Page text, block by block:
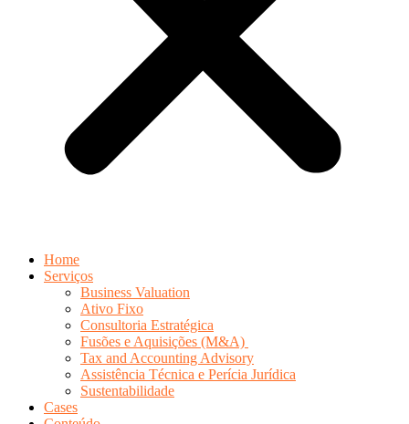
Home
Serviços
Business Valuation
Ativo Fixo
Consultoria Estratégica
Fusões e Aquisições (M&A)
Tax and Accounting Advisory
Assistência Técnica e Perícia Jurídica
Sustentabilidade
Cases